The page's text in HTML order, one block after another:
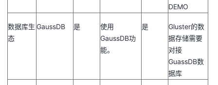
DEMO
数据库生
态
GaussDB 是
使用
GaussDB功
能。
是 Gluster的数
据存储需要
对接
GuassDB数
据库